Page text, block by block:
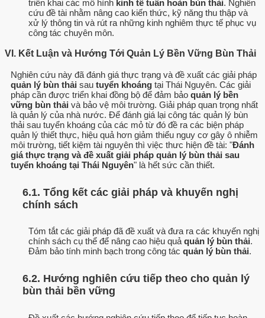
triển khai các mô hình kinh tế tuần hoàn bùn thải. Nghiên
cứu đề tài nhằm nâng cao kiến thức, kỹ năng thu thập và
xử lý thông tin và rút ra những kinh nghiêm thực tế phục vụ
công tác chuyên môn.
VI. Kết Luận và Hướng Tới Quản Lý Bền Vững Bùn Thải
Nghiên cứu này đã đánh giá thực trạng và đề xuất các giải pháp
quản lý bùn thải sau tuyển khoáng tại Thái Nguyên. Các giải
pháp cần được triển khai đồng bộ để đảm bảo quản lý bền
vững bùn thải và bảo vệ môi trường. Giải pháp quan trọng nhất
là quản lý của nhà nước. Để đánh giá lại công tác quản lý bùn
thải sau tuyển khoáng của các mỏ từ đó đề ra các biện pháp
quản lý thiết thực, hiệu quả hơn giảm thiểu nguy cơ gây ô nhiễm
môi trường, tiết kiệm tài nguyên thì việc thưc hiện đề tài: "Đánh
giá thực trạng và đề xuất giải pháp quản lý bùn thải sau
tuyển khoáng tại Thái Nguyên" là hết sức cần thiết.
6.1. Tổng kết các giải pháp và khuyến nghị
chính sách
Tóm tắt các giải pháp đã đề xuất và đưa ra các khuyến nghị
chính sách cụ thể để nâng cao hiệu quảquản lý bùn thải.
Đảm bảo tính minh bạch trong công tác quản lý bùn thải.
6.2. Hướng nghiên cứu tiếp theo cho quản lý
bùn thải bền vững